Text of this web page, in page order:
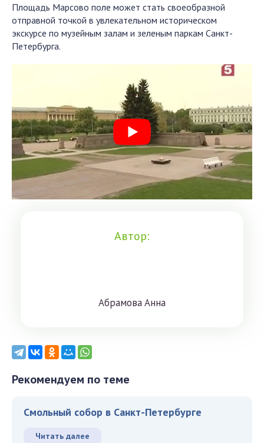
Площадь Марсово поле может стать своеобразной
отправной точкой в увлекательном историческом
экскурсе по музейным залам и зеленым паркам Санкт-
Петербурга.
Автор:
Aбрaмoвa Aннa
Рекомендуем по теме
Смольный собор в Санкт-Петербурге
Читать далее